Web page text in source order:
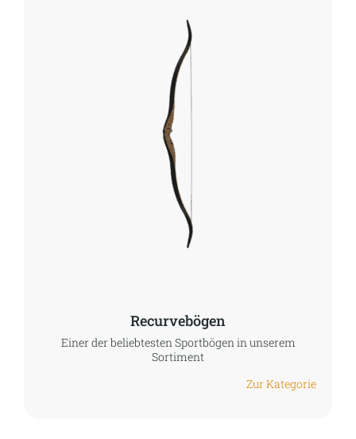
Recurvebögen
Einer der beliebtesten Sportbögen in unserem
Sortiment
Zur Kategorie